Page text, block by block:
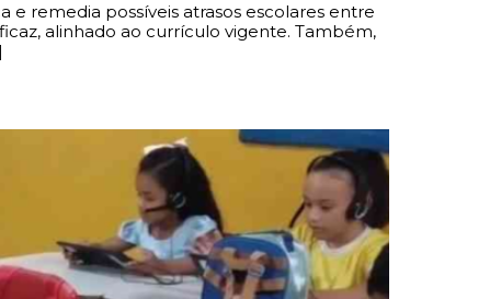
remedia possíveis atrasos escolares entre
alinhado ao currículo vigente. Também,